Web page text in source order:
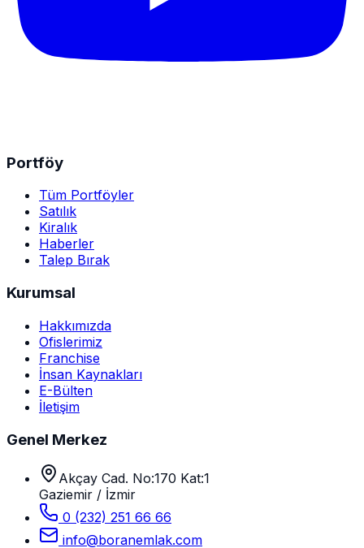
Portföy
Tüm Portföyler
Satılık
Kiralık
Haberler
Talep Bırak
Kurumsal
Hakkımızda
Ofislerimiz
Franchise
İnsan Kaynakları
E-Bülten
İletişim
Genel Merkez
Akçay Cad. No:170 Kat:1
Gaziemir / İzmir
0 (232) 251 66 66
info@boranemlak.com